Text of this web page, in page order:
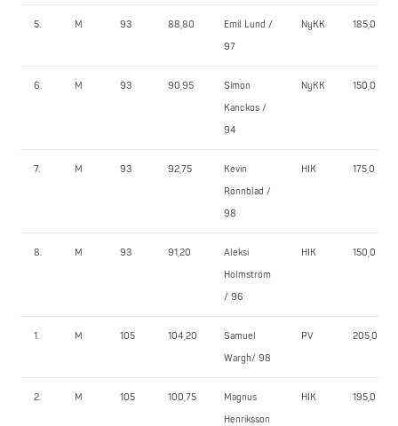
5. M 93 88,80
Emil Lund /
97
NyKK 185,0
6. M 93 90,95
Simon
Kanckos /
94
NyKK 150,0
7. M 93 92,75
Kevin
Rönnblad /
98
HIK 175,0
8. M 93 91,20
Aleksi
Holmström
/ 96
HIK 150,0
1. M 105 104,20
Samuel
Wargh/ 98
PV 205,0
2. M 105 100,75
Magnus
Henriksson
HIK 195,0